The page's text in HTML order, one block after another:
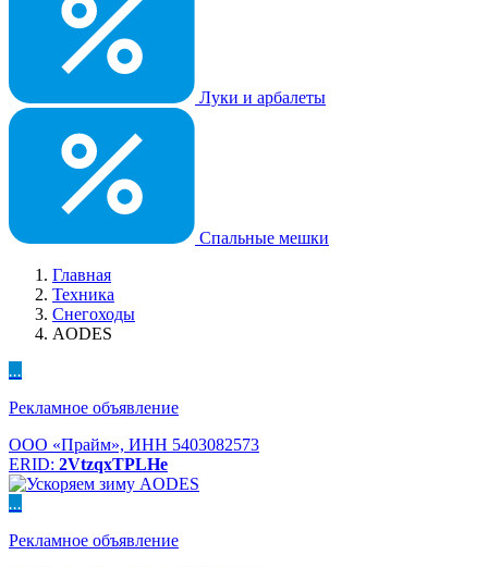
Луки и арбалеты
Спальные мешки
Главная
Техника
Снегоходы
AODES
...
Рекламное объявление
ООО «Прайм», ИНН 5403082573
ERID: 2VtzqxTPLHe
...
Рекламное объявление